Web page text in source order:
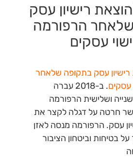
רישיון עסק
הרפורמה
עסקים
עסק בתקופה שלאחר
עסקים
. ב-2018 עברה
ושלישית הרפורמה
חרטה על דגלה לקצר את
עסק. הרפורמה מנסה לאזן
בטיחות וביטחון הציבור